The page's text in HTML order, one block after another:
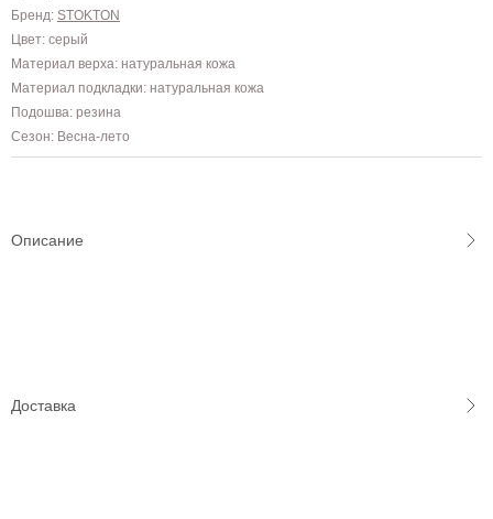
Бренд: STOKTON
Цвет: серый
Материал верха: натуральная кожа
Материал подкладки: натуральная кожа
Подошва: резина
Сезон: Весна-лето
Описание
Доставка